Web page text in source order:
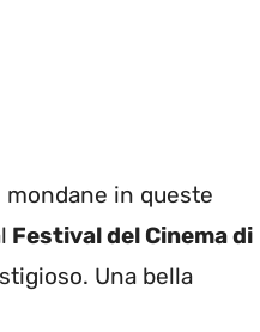
in queste
Festival del Cinema di
Una bella